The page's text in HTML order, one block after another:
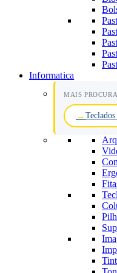
Informatica
MAIS